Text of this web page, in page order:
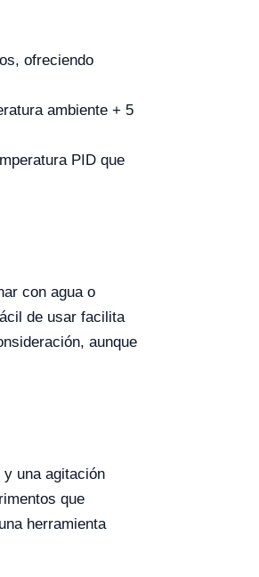
ofreciendo
ambiente + 5
PID que
con agua o
de usar facilita
aunque
una agitación
que
herramienta